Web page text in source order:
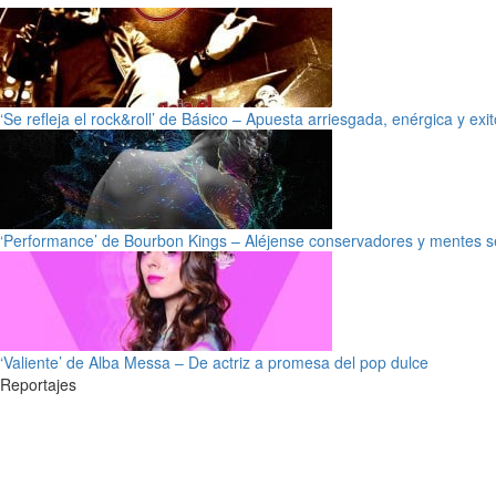
‘Se refleja el rock&roll’ de Básico – Apuesta arriesgada, enérgica y
‘Performance’ de Bourbon Kings – Aléjense conservadores y mentes
‘Valiente’ de Alba Messa – De actriz a promesa del pop dulce
Reportajes